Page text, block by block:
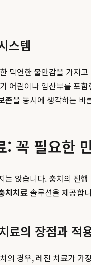
스템
막연한 불안감을 가지
어린이나 임산부를 포
존을 동시에 생각하는 바
: 꼭 필요한
는 않습니다. 충치의 진
치치료 솔루션을 제공합
료의 장점과 적
의 경우, 레진 치료가